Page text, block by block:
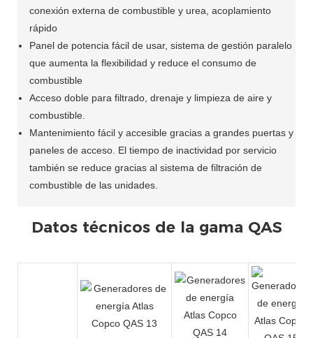
conexión externa de combustible y urea, acoplamiento
rápido
Panel de potencia fácil de usar, sistema de gestión paralelo
que aumenta la flexibilidad y reduce el consumo de
combustible
Acceso doble para filtrado, drenaje y limpieza de aire y
combustible.
Mantenimiento fácil y accesible gracias a grandes puertas y
paneles de acceso. El tiempo de inactividad por servicio
también se reduce gracias al sistema de filtración de
combustible de las unidades.
Datos técnicos de la gama QAS